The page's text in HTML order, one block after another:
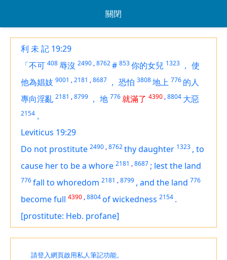
關閉
利 未 記 19:29
「不可 408 辱沒 2490 ,8762# 853你的女兒 1323 ， 使
他為娼妓 9001 ,2181 ,8687 ， 恐怕 3808地上 776 的人
專向淫亂 2181 ,8799 ， 地 776就滿了 4390 ,8804 大惡
2154 。
Leviticus 19:29
Do not prostitute 2490 ,8762thy daughter 1323 , to
cause her to be a whore 2181 ,8687 ; lest the land
776fall to whoredom 2181 ,8799 , and the land 776
become full 4390 ,8804of wickedness 2154 .
[prostitute: Heb. profane]
請登入網頁啟用私人筆記功能。